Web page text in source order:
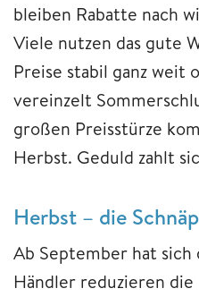
bleiben Rabatte nach
Viele nutzen das gute
Preise stabil ganz weit
vereinzelt
großen Preisstürze
Herbst. Geduld zahlt
Herbst – die
Ab September hat sich
Händler reduzieren